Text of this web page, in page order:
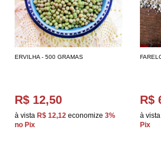
ERVILHA - 500 GRAMAS
R$ 12,50
à vista R$ 12,12 economize 3%
no Pix
R$
à vista
Pix